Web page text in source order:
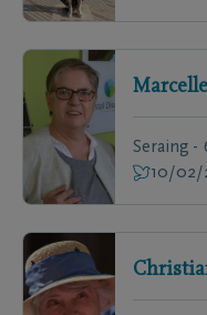
Marcelle
Seraing -
10/02/